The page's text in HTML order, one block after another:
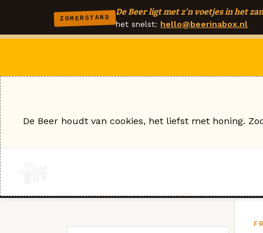
ZOMERSTAND
De Beer ligt met z'n voetjes in het
het snelst: hello@beerinabox.nl
De Beer houdt van cookies, het liefst met honing.